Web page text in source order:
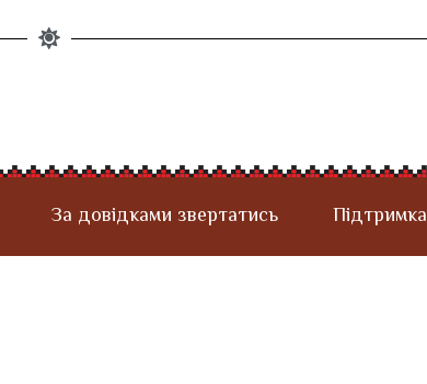
За довідками звертатись Підтримка